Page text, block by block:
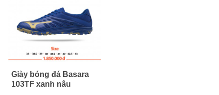
Giày bóng đá Basara
103TF xanh nâu